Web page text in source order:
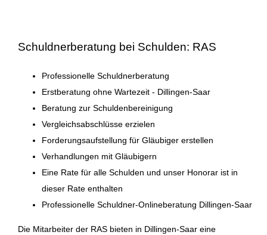
Schuldnerberatung bei Schulden: RAS
Professionelle Schuldnerberatung
Erstberatung ohne Wartezeit - Dillingen-Saar
Beratung zur Schuldenbereinigung
Vergleichsabschlüsse erzielen
Forderungsaufstellung für Gläubiger erstellen
Verhandlungen mit Gläubigern
Eine Rate für alle Schulden und unser Honorar ist in
dieser Rate enthalten
Professionelle Schuldner-Onlineberatung Dillingen-Saar
Die Mitarbeiter der RAS bieten in Dillingen-Saar eine